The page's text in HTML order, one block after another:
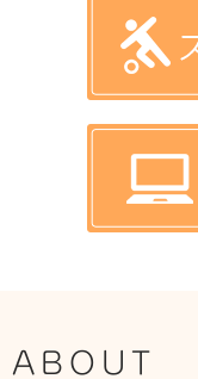
ABOUT